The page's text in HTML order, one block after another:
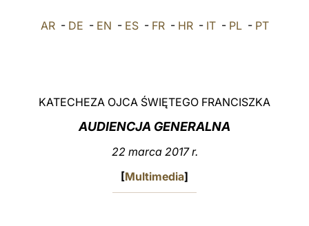
中文
AR- DE - EN - ES- FR- HR- IT- PL- PT
KATECHEZA OJCA ŚWIĘTEGO FRANCISZKA
AUDIENCJA GENERALNA
22 marca 2017 r.
[Multimedia]